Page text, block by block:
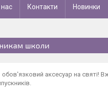
Контакти Новинки
школи
аксесуар на святі!